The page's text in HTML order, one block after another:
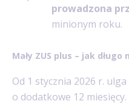
prowadzona
minionym roku.
Mały ZUS plus – jak
Od 1 stycznia 2026 r. ulga
o dodatkowe 12